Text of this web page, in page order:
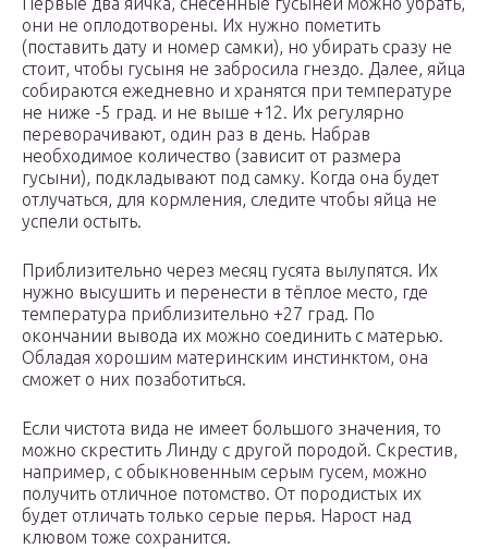
они не оплодотворены. Их нужно пометить
(поставить дату и номер самки), но убирать сразу не
стоит, чтобы гусыня не забросила гнездо. Далее, яйца
собираются ежедневно и хранятся при температуре
не ниже -5 град. и не выше +12. Их регулярно
переворачивают, один раз в день. Набрав
необходимое количество (зависит от размера
гусыни), подкладывают под самку. Когда она будет
отлучаться, для кормления, следите чтобы яйца не
успели остыть.
Приблизительно через месяц гусята вылупятся. Их
нужно высушить и перенести в тёплое место, где
температура приблизительно +27 град. По
окончании вывода их можно соединить с матерью.
Обладая хорошим материнским инстинктом, она
сможет о них позаботиться.
Если чистота вида не имеет большого значения, то
можно скрестить Линду с другой породой. Скрестив,
например, с обыкновенным серым гусем, можно
получить отличное потомство. От породистых их
будет отличать только серые перья. Нарост над
клювом тоже сохранится.